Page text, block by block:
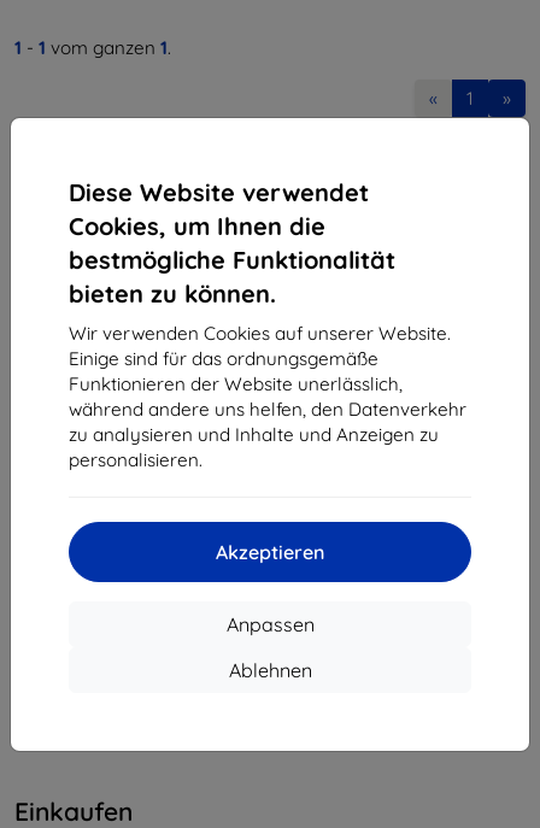
Diese Website verwendet
Cookies, um Ihnen die
bestmögliche Funktionalität
bieten zu können.
Wir verwenden Cookies auf unserer Website.
Einige sind für das ordnungsgemäße
Funktionieren der Website unerlässlich,
während andere uns helfen, den Datenverkehr
zu analysieren und Inhalte und Anzeigen zu
personalisieren.
Akzeptieren
Anpassen
Ablehnen
1 - 1 vom ganzen 1.
« 1 »
Shield-Sk s.r.o.
Ulica Rudolfa Mocka 3750/2A
841 04 Bratislava
Unternehmens-ID:46701494
USt-IdNr.:SK2023549671
info@top4mobile.eu
Einkaufen